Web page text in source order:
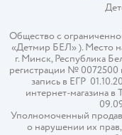
Общество с
«Детмир БЕЛ» ). Место
г. Минск, Республика
регистрации № 0072500
запись в ЕГР
интернет-магазина в
Уполномоченный
о нарушении их